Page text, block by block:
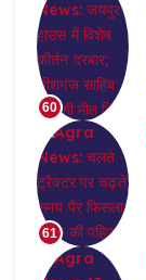
60
61